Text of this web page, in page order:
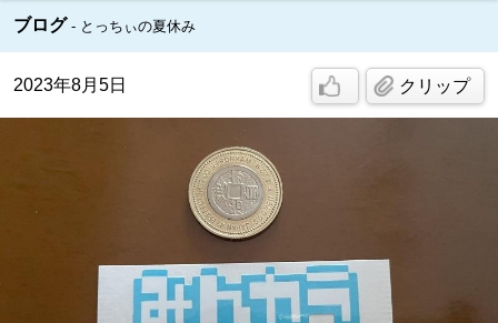
ブログ とっちぃの夏休み
2023年8月5日 クリップ